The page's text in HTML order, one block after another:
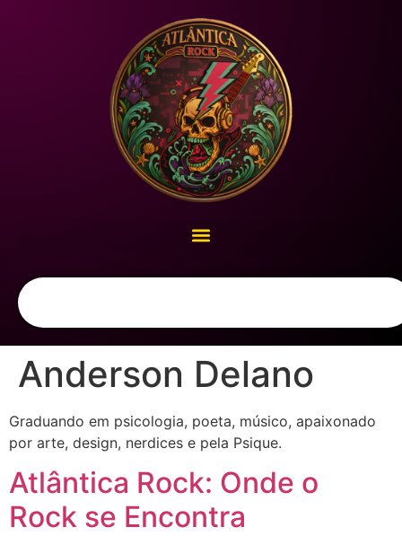
Anderson Delano
Graduando em psicologia, poeta, músico, apaixonado
por arte, design, nerdices e pela Psique.
Atlântica Rock: Onde o
Rock se Encontra